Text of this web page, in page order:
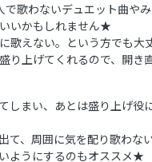
で歌わないデュエット曲や
いかもしれません★
歌えない。という方でも大
り上げてくれるので、開き
しまい、あとは盛り上げ役
て、周囲に気を配り歌わな
ようにするのもオススメ★